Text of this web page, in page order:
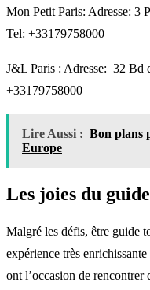
Mon Petit Paris: Adresse: 3
Tel: +33179758000
J&L Paris : Adresse: 32 Bd
+33179758000
Lire Aussi : Bon plans
Europe
Les joies du
Malgré les défis, être guide
expérience très
ont l’occasion de rencontrer